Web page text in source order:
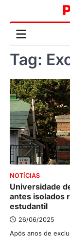
content
Tag:
NOTÍCIAS
Universidade
antes isolados
estudantil
26/06/2025
Após anos de